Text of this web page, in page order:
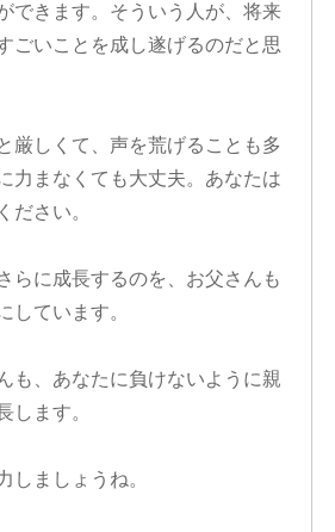
できます。そういう人が、将来
ごいことを成し遂げるのだと思
厳しくて、声を荒げることも多
力まなくても大丈夫。あなたは
ださい。
らに成長するのを、お父さんも
しています。
も、あなたに負けないように親
します。
しましょうね。